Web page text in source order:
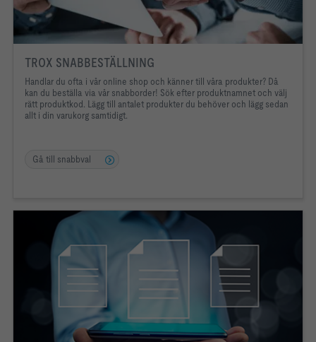
TROX SNABBESTÄLLNING
Handlar du ofta i vår online shop och känner till våra produkter? Då
kan du beställa via vår snabborder! Sök efter produktnamnet och välj
rätt produktkod. Lägg till antalet produkter du behöver och lägg sedan
allt i din varukorg samtidigt.
Gå till snabbval